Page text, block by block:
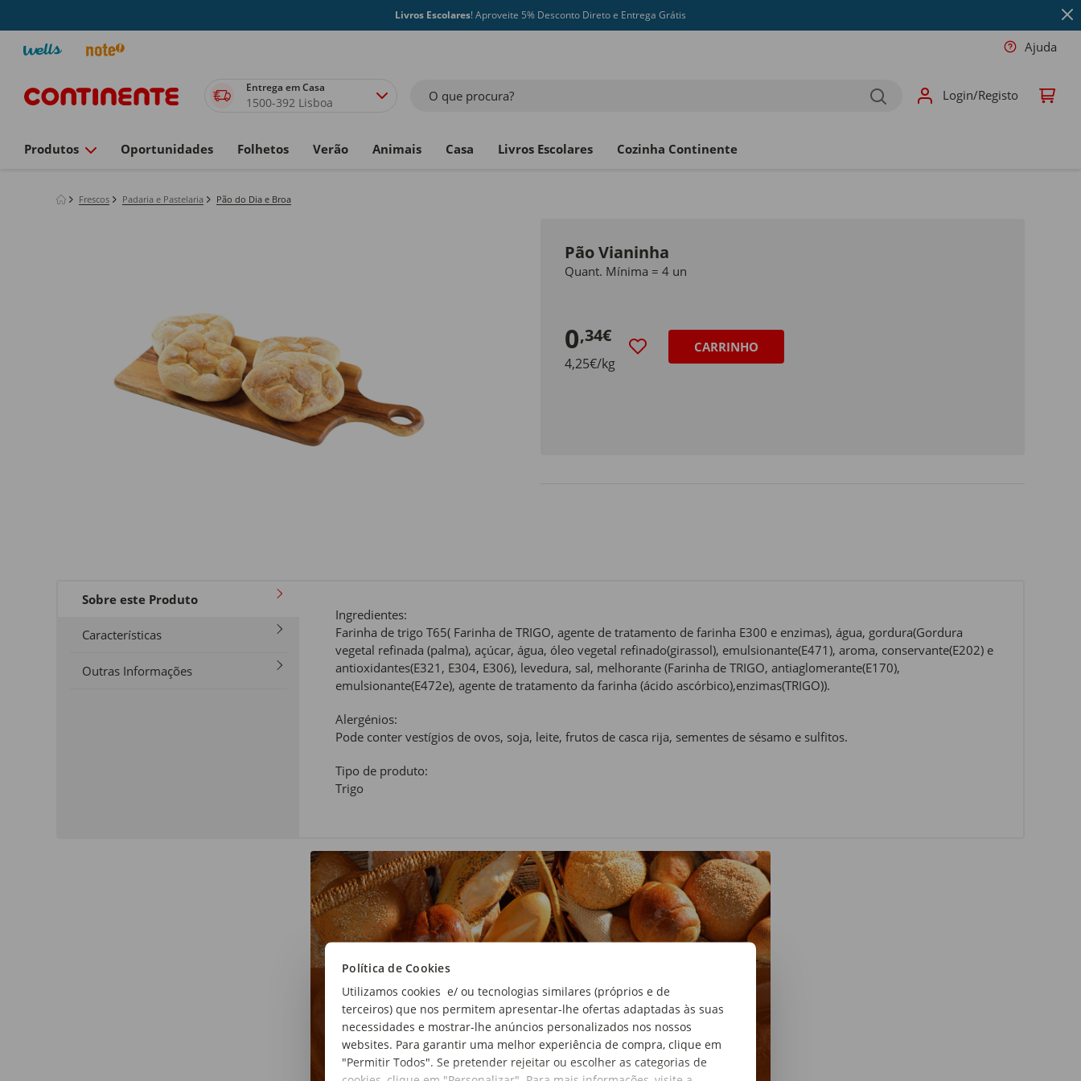
Política de Cookies
Utilizamos cookies e/ ou tecnologias similares (próprios e de
terceiros) que nos permitem apresentar-lhe ofertas adaptadas às suas
necessidades e mostrar-lhe anúncios personalizados nos nossos
websites. Para garantir uma melhor experiência de compra, clique em
"Permitir Todos". Se pretender rejeitar ou escolher as categorias de
Livros Escolares! Aproveite 5% Desconto Direto e Entrega Grátis
Ajuda
Entrega em Casa
1500-392 Lisboa O que procura? Login/Registo
Produtos Oportunidades Folhetos Verão Animais Casa Livros Escolares Cozinha Continente
Frescos Padaria e Pastelaria Pão do Dia e Broa
Pão Vianinha
Quant. Mínima = 4 un
0,34€
4,25€/kg
CARRINHO
Sobre este Produto
Características
Outras Informações
Ingredientes:
Farinha de trigo T65( Farinha de TRIGO, agente de tratamento de farinha E300 e enzimas), água, gordura(Gordura
vegetal refinada (palma), açúcar, água, óleo vegetal refinado(girassol), emulsionante(E471), aroma, conservante(E202) e
antioxidantes(E321, E304, E306), levedura, sal, melhorante (Farinha de TRIGO, antiaglomerante(E170),
emulsionante(E472e), agente de tratamento da farinha (ácido ascórbico),enzimas(TRIGO)).
Alergénios:
Pode conter vestígios de ovos, soja, leite, frutos de casca rija, sementes de sésamo e sulfitos.
Tipo de produto:
Trigo